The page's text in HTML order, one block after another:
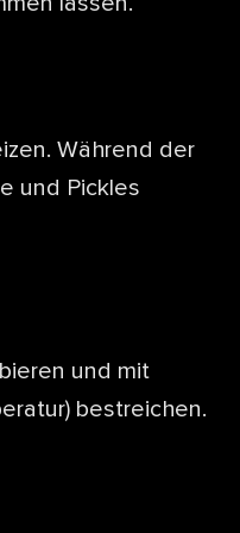
Während der
und Pickles
und mit
bestreichen.